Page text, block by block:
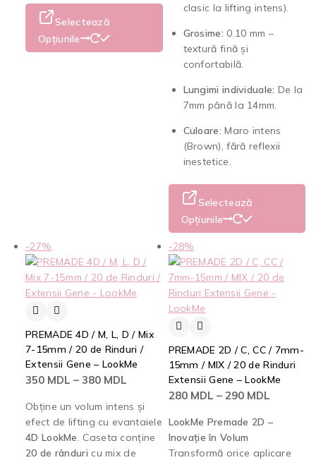
Selectează
Opțiunile
clasic la lifting intens).
Grosime: 0.10 mm –
textură fină și
confortabilă.
Lungimi individuale: De la
7mm până la 14mm.
Culoare: Maro intens
(Brown), fără reflexii
inestetice.
Selectează
Opțiunile
-27%
PREMADE 4D / M, L, D / Mix
7-15mm / 20 de Rinduri /
Extensii Gene – LookMe
350 MDL – 380 MDL
Obține un volum intens și
efect de lifting cu evantaiele
4D LookMe . Caseta conține
20 de rânduri cu mix de
-28%
PREMADE 2D / C, CC / 7mm-
15mm / MIX / 20 de Rinduri
Extensii Gene – LookMe
280 MDL – 290 MDL
LookMe Premade 2D –
Inovație în Volum
Transformă orice aplicare